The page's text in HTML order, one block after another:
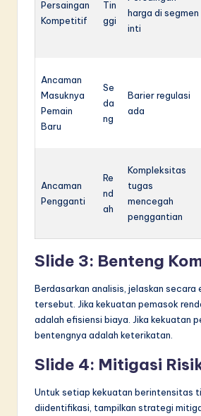
Persaingan
Kompetitif
Tin
ggi
harga di segmen
inti
Ancaman
Masuknya
Pemain
Baru
Se
da
ng
Barier regulasi
ada
Ancaman
Pengganti
Re
nd
ah
Kompleksitas
tugas
mencegah
penggantian
Slide 3: Benteng
Berdasarkan analisis, jelaskan
tersebut. Jika kekuatan pemasok
adalah efisiensi biaya. Jika kekuatan
bentengnya adalah keterikatan.
Slide 4: Mitigasi
Untuk setiap kekuatan berintensitas
diidentifikasi, tampilkan strategi